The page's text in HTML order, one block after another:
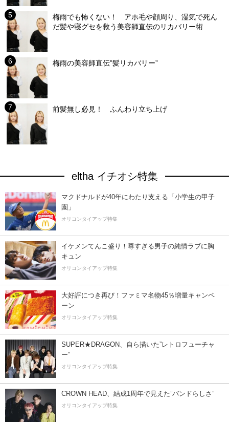
梅雨でも怖くない！ アホ毛や顔周り、湿気で死ん
だ髪や寝グセを救う美容師直伝のリカバリー術
梅雨の美容師直伝”髪リカバリー”
前髪無し必見！ ふんわり立ち上げ
eltha イチオシ特集
マクドナルドが40年にわたり支える「小学生の甲子
園」
オリコンタイアップ特集
イケメンてんこ盛り！尊すぎる男子の純情ラブに胸
キュン
オリコンタイアップ特集
大好評につき再び！ファミマ名物45％増量キャンペ
ーン
オリコンタイアップ特集
SUPER★DRAGON、自ら描いた”レトロフューチャ
ー”
オリコンタイアップ特集
CROWN HEAD、結成1周年で見えた”バンドらしさ”
オリコンタイアップ特集